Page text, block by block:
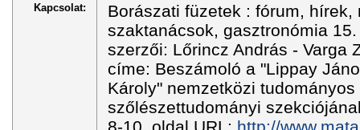
Kapcsolat:
Borászati füzetek : fórum, hírek,
szaktanácsok, gasztronómia
szerzői: Lőrincz András - Varga
címe: Beszámoló a "Lippay
Károly" nemzetközi
szőlészettudományi
8-10. oldal URL: http://